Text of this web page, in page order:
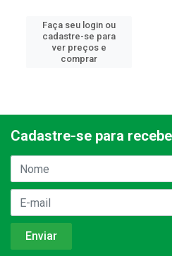
Faça seu login ou
cadastre-se para
ver preços e
comprar
Cadastre-se para